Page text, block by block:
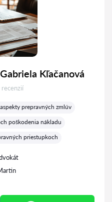
Kľačanová
recenzií
prepravných zmlúv
poškodenia nákladu
priestupkoch